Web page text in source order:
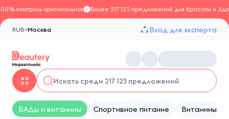
контроль оригинальностиБолее 217 123 предложений для Красоты и
Москва
RUB Вход для эксперта
БАДы и витамины Спортивное питание Витамины